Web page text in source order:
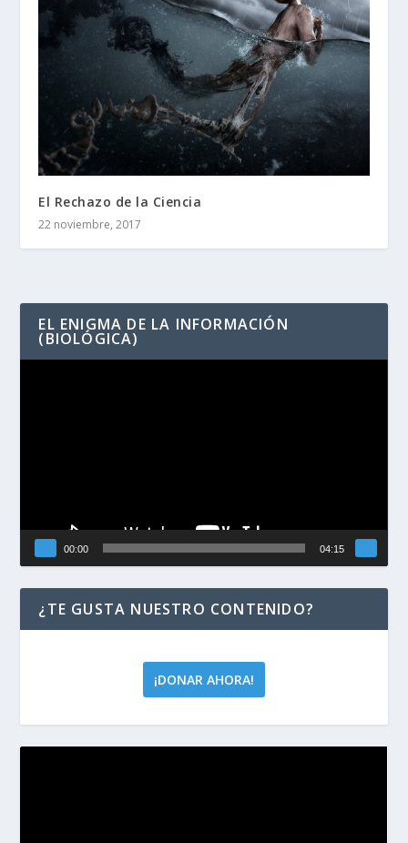
El Rechazo de la Ciencia
22 noviembre, 2017
EL ENIGMA DE LA INFORMACIÓN
(BIOLÓGICA)
00:00 04:15
¿TE GUSTA NUESTRO CONTENIDO?
¡DONAR AHORA!